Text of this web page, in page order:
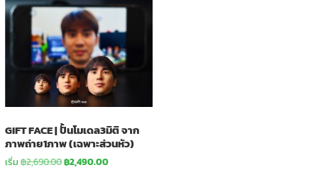
GIFT FACE | ปั้นโมเดล3มิติ จาก
ภาพถ่าย1ภาพ (เฉพาะส่วนหัว)
เริ่ม฿2,690.00Original
฿2,490.00Current